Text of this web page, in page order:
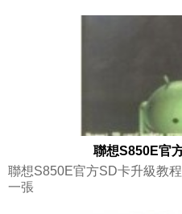
聯想S850E官
聯想S850E官方SD卡升級教
一張